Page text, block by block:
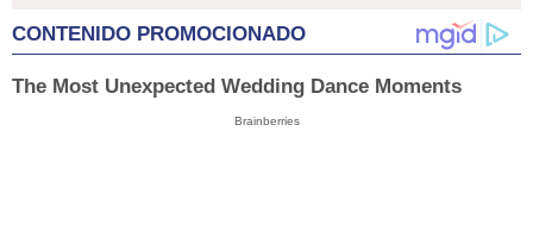
CONTENIDO PROMOCIONADO
The Most Unexpected Wedding Dance Moments
Brainberries